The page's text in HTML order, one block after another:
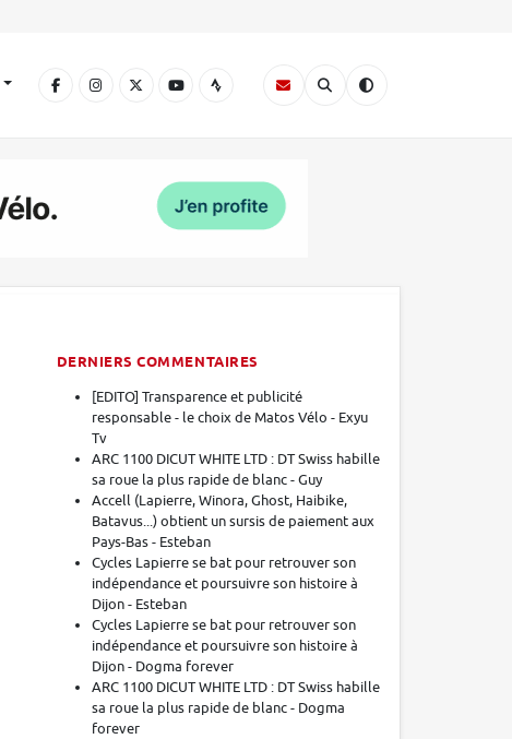
DERNIERS COMMENTAIRES
[EDITO] Transparence et publicité
responsable - le choix de Matos Vélo - Exyu
Tv
ARC 1100 DICUT WHITE LTD : DT Swiss habille
sa roue la plus rapide de blanc - Guy
Accell (Lapierre, Winora, Ghost, Haibike,
Batavus...) obtient un sursis de paiement aux
Pays-Bas - Esteban
Cycles Lapierre se bat pour retrouver son
indépendance et poursuivre son histoire à
Dijon - Esteban
Cycles Lapierre se bat pour retrouver son
indépendance et poursuivre son histoire à
Dijon - Dogma forever
ARC 1100 DICUT WHITE LTD : DT Swiss habille
sa roue la plus rapide de blanc - Dogma
forever